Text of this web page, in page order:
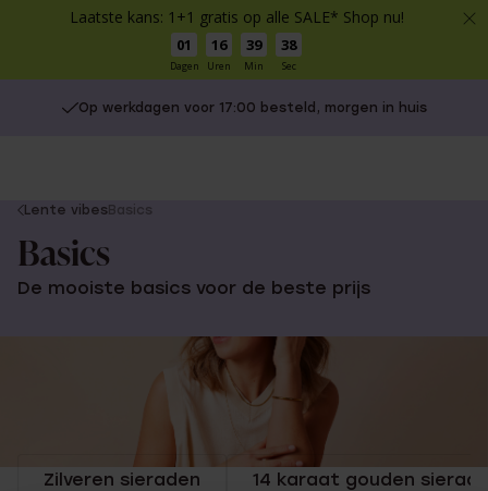
Laatste kans: 1+1 gratis op alle SALE* Shop nu!
01
Dagen
16
Uren
39
Min
38
Sec
Op werkdagen voor 17:00 besteld, morgen in huis
You
are
here:
Lente vibesBasics
Basics
De mooiste basics voor de beste prijs
Zilveren sieraden 14 karaat gouden